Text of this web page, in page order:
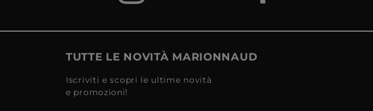
TUTTE LE NOVITÀ MARIONNAUD
Iscriviti e scopri le ultime novità
e promozioni!